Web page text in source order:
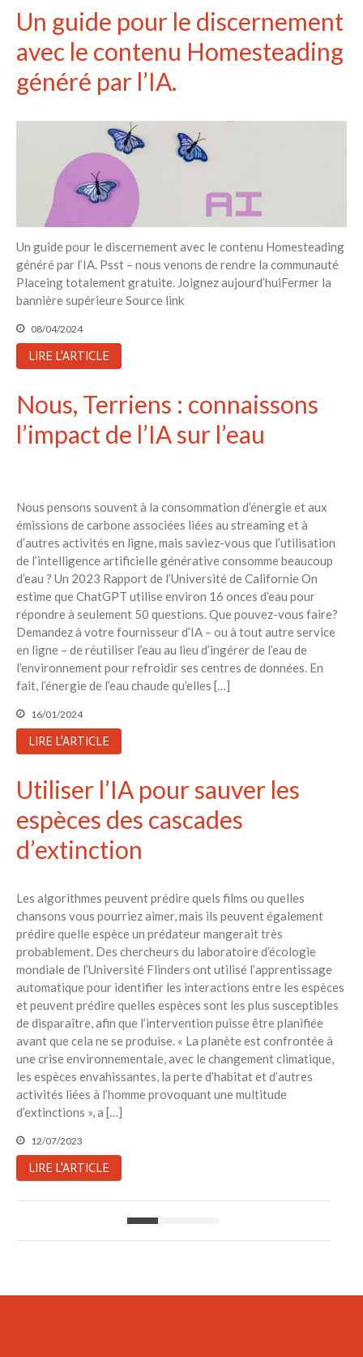
Un guide pour le discernement
avec le contenu Homesteading
généré par l’IA.
Un guide pour le discernement avec le contenu Homesteading
généré par l’IA. Psst – nous venons de rendre la communauté
Placeing totalement gratuite. Joignez aujourd’huiFermer la
bannière supérieure Source link
08/04/2024
LIRE L'ARTICLE
Nous, Terriens : connaissons
l’impact de l’IA sur l’eau
Nous pensons souvent à la consommation d’énergie et aux
émissions de carbone associées liées au streaming et à
d’autres activités en ligne, mais saviez-vous que l’utilisation
de l’intelligence artificielle générative consomme beaucoup
d’eau ? Un 2023 Rapport de l’Université de Californie On
estime que ChatGPT utilise environ 16 onces d’eau pour
répondre à seulement 50 questions. Que pouvez-vous faire?
Demandez à votre fournisseur d’IA – ou à tout autre service
en ligne – de réutiliser l’eau au lieu d’ingérer de l’eau de
l’environnement pour refroidir ses centres de données. En
fait, l’énergie de l’eau chaude qu’elles […]
16/01/2024
LIRE L'ARTICLE
Utiliser l’IA pour sauver les
espèces des cascades
d’extinction
Les algorithmes peuvent prédire quels films ou quelles
chansons vous pourriez aimer, mais ils peuvent également
prédire quelle espèce un prédateur mangerait très
probablement. Des chercheurs du laboratoire d’écologie
mondiale de l’Université Flinders ont utilisé l’apprentissage
automatique pour identifier les interactions entre les espèces
et peuvent prédire quelles espèces sont les plus susceptibles
de disparaître, afin que l’intervention puisse être planifiée
avant que cela ne se produise. « La planète est confrontée à
une crise environnementale, avec le changement climatique,
les espèces envahissantes, la perte d’habitat et d’autres
activités liées à l’homme provoquant une multitude
d’extinctions », a […]
12/07/2023
LIRE L'ARTICLE